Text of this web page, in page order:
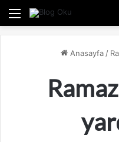
Menü
Anasayfa /